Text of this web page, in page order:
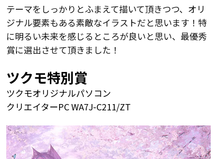
テーマをしっかりとふまえて描いて頂きつつ、オリ
ジナル要素もある素敵なイラストだと思います！特
に明るい未来を感じるところが良いと思い、最優秀
賞に選出させて頂きました！
ツクモ特別賞
ツクモオリジナルパソコン
クリエイターPC WA7J-C211/ZT